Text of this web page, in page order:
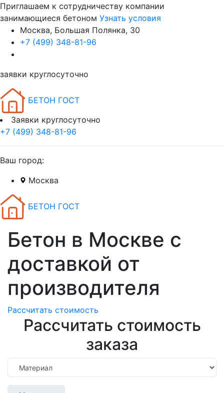
Приглашаем к сотрудничеству компании
занимающиеся бетоном Узнать условия
Москва, Большая Полянка, 30
+7 (499) 348-81-96
заявки круглосуточно
БЕТОН ГОСТ
Заявки круглосуточно
+7 (499) 348-81-96
Ваш город:
Москва
БЕТОН ГОСТ
Бетон в Москве с
доставкой от
производителя
Рассчитать стоимость
Рассчитать стоимость
заказа